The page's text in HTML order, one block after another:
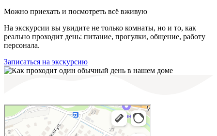
Можно приехать и посмотреть всё вживую
На экскурсии вы увидите не только комнаты, но и то, как
реально проходит день: питание, прогулки, общение, работу
персонала.
Записаться на экскурсию